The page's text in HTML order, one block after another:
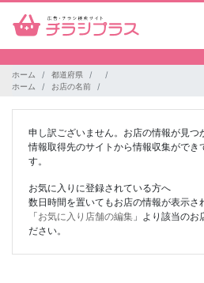
ホーム
都道府県
ホーム
お店の名前
申し訳ございません。お店の情報が見つ
情報取得先のサイトから情報収集ができ
す。
お気に入りに登録されている方へ
数日時間を置いてもお店の情報が表示さ
「お気に入り店舗の編集 」より該当のお
ださい。